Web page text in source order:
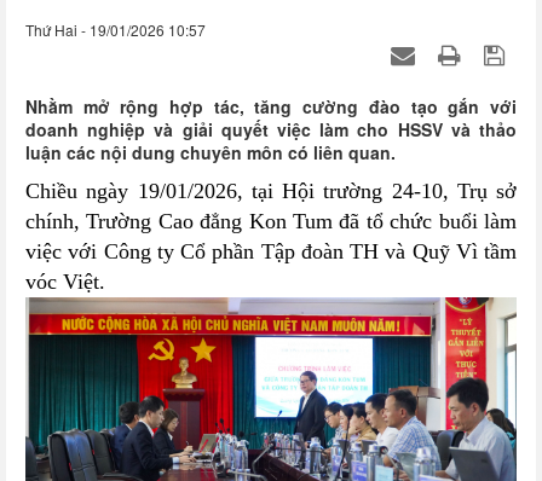
Thứ Hai - 19/01/2026 10:57
Nhằm mở rộng hợp tác, tăng cường đào tạo gắn với
doanh nghiệp và giải quyết việc làm cho HSSV và thảo
luận các nội dung chuyên môn có liên quan.
Chiều ngày 19/01/2026, tại Hội trường 24-10, Trụ sở
chính, Trường Cao đẳng Kon Tum đã tổ chức buổi làm
việc với Công ty Cổ phần Tập đoàn TH và Quỹ Vì tầm
vóc Việt.